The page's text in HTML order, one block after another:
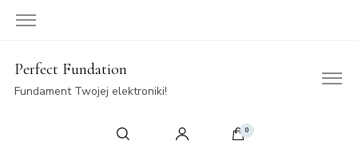
Perfect Fundation
Fundament Twojej elektroniki!
0